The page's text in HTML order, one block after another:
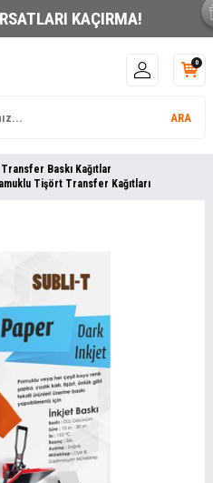
KAÇIRMA!
ARA
0
Transfer Baskı Kağıtlar
Tişört Transfer Kağıtları